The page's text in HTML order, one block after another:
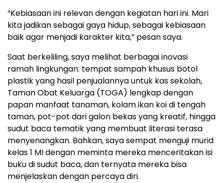
“Kebiasaan ini relevan dengan kegiatan hari ini. Mari
kita jadikan sebagai gaya hidup, sebagai kebiasaan
baik agar menjadi karakter kita,” pesan saya.
Saat berkeliling, saya melihat berbagai inovasi
ramah lingkungan: tempat sampah khusus botol
plastik yang hasil penjualannya untuk kas sekolah,
Taman Obat Keluarga (TOGA) lengkap dengan
papan manfaat tanaman, kolam ikan koi di tengah
taman, pot-pot dari galon bekas yang kreatif, hingga
sudut baca tematik yang membuat literasi terasa
menyenangkan. Bahkan, saya sempat menguji murid
kelas 1 MI dengan meminta mereka menceritakan isi
buku di sudut baca, dan ternyata mereka bisa
menjelaskan dengan percaya diri.